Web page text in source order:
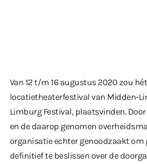
Van 12 t/m 16 augustus 2020 zou hét
locatietheaterfestival van Midden-
Limburg Festival, plaatsvinden.
en de daarop genomen
organisatie echter genoodzaakt om
definitief te beslissen over de